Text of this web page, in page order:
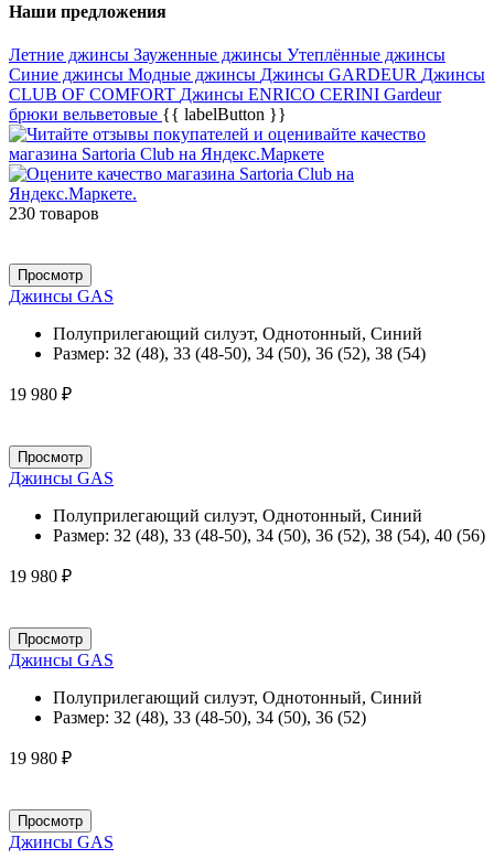
Наши предложения
Летние джинсы Зауженные джинсы Утеплённые джинсы
Синие джинсы Модные джинсы Джинсы GARDEUR Джинсы
CLUB OF COMFORT Джинсы ENRICO CERINI Gardeur
брюки вельветовые {{ labelButton }}
230 товаров
Просмотр
Джинсы GAS
Полуприлегающий силуэт, Однотонный, Синий
Размер: 32 (48), 33 (48-50), 34 (50), 36 (52), 38 (54)
19 980 ₽
Просмотр
Джинсы GAS
Полуприлегающий силуэт, Однотонный, Синий
Размер: 32 (48), 33 (48-50), 34 (50), 36 (52), 38 (54), 40 (56)
19 980 ₽
Просмотр
Джинсы GAS
Полуприлегающий силуэт, Однотонный, Синий
Размер: 32 (48), 33 (48-50), 34 (50), 36 (52)
19 980 ₽
Просмотр
Джинсы GAS